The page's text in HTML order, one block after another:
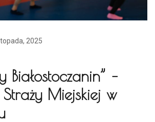
2025
Białostoczanin” –
Miejskiej w